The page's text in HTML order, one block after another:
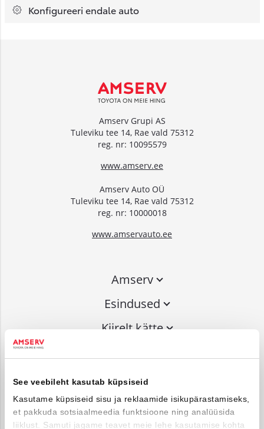
See veebileht kasutab küpsiseid
Kasutame küpsiseid sisu ja reklaamide isikupärastamiseks,
et pakkuda sotsiaalmeedia funktsioone ning analüüsida
liiklust. Samuti jagame teavet meie lehe kasutamise kohta
Konfigureeri endale auto
Amserv Grupi AS
Tuleviku tee 14, Rae vald 75312
reg. nr: 10095579
www.amserv.ee
Amserv Auto OÜ
Tuleviku tee 14, Rae vald 75312
reg. nr: 10000018
www.amservauto.ee
Amserv
Esindused
Kiirelt kätte
Võta ühendust
info@amserv.ee